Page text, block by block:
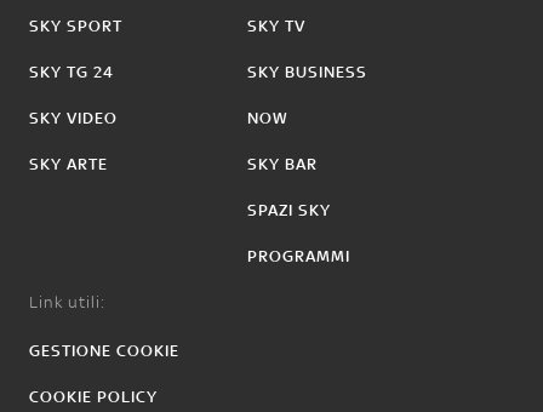
SKY SPORT
SKY TG 24
SKY VIDEO
SKY ARTE
SKY TV
SKY BUSINESS
NOW
SKY BAR
SPAZI SKY
PROGRAMMI
Link utili:
GESTIONE COOKIE
COOKIE POLICY